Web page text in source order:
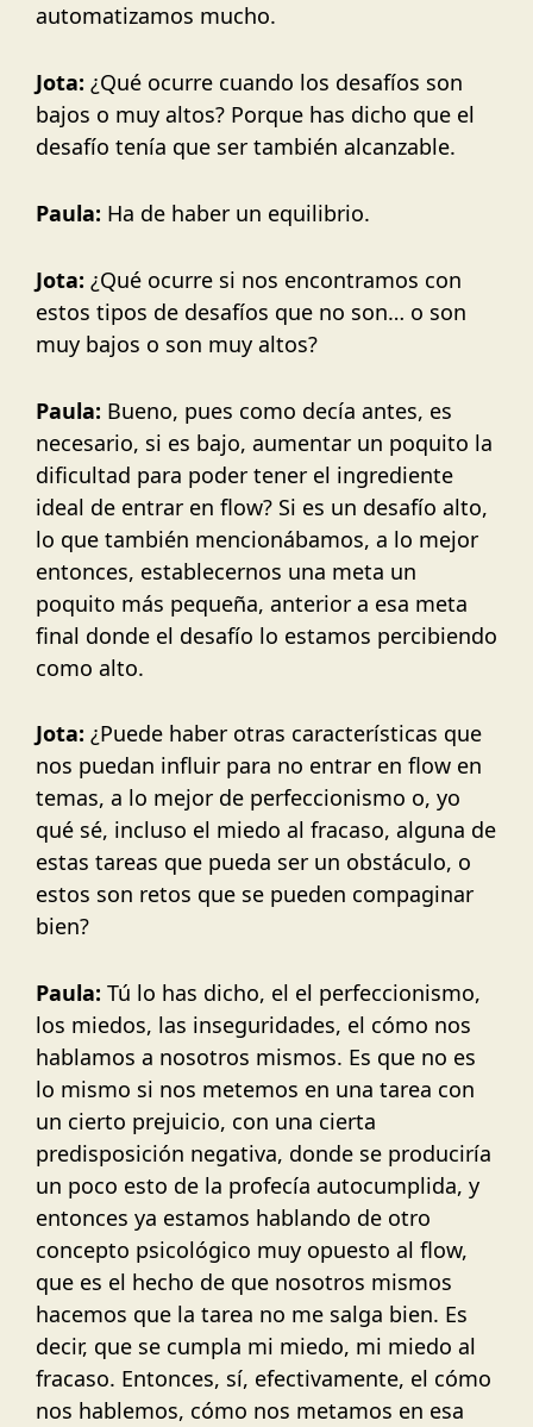
automatizamos mucho.
Jota: ¿Qué ocurre cuando los desafíos son
bajos o muy altos? Porque has dicho que el
desafío tenía que ser también alcanzable.
Paula: Ha de haber un equilibrio.
Jota: ¿Qué ocurre si nos encontramos con
estos tipos de desafíos que no son… o son
muy bajos o son muy altos?
Paula: Bueno, pues como decía antes, es
necesario, si es bajo, aumentar un poquito la
dificultad para poder tener el ingrediente
ideal de entrar en flow? Si es un desafío alto,
lo que también mencionábamos, a lo mejor
entonces, establecernos una meta un
poquito más pequeña, anterior a esa meta
final donde el desafío lo estamos percibiendo
como alto.
Jota: ¿Puede haber otras características que
nos puedan influir para no entrar en flow en
temas, a lo mejor de perfeccionismo o, yo
qué sé, incluso el miedo al fracaso, alguna de
estas tareas que pueda ser un obstáculo, o
estos son retos que se pueden compaginar
bien?
Paula: Tú lo has dicho, el el perfeccionismo,
los miedos, las inseguridades, el cómo nos
hablamos a nosotros mismos. Es que no es
lo mismo si nos metemos en una tarea con
un cierto prejuicio, con una cierta
predisposición negativa, donde se produciría
un poco esto de la profecía autocumplida, y
entonces ya estamos hablando de otro
concepto psicológico muy opuesto al flow,
que es el hecho de que nosotros mismos
hacemos que la tarea no me salga bien. Es
decir, que se cumpla mi miedo, mi miedo al
fracaso. Entonces, sí, efectivamente, el cómo
nos hablemos, cómo nos metamos en esa